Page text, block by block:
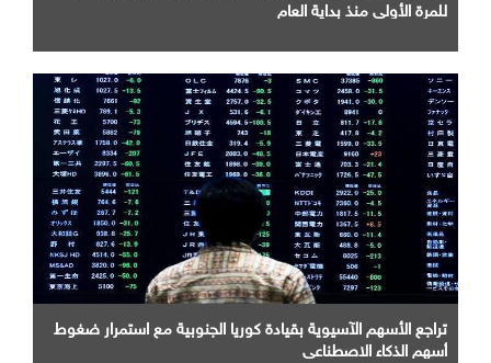
للمرة الأولى منذ بداية العام
تراجع الأسهم الآسيوية بقيادة كوريا الجنوبية مع استمرار ضغوط
أسهم الذكاء الاصطناعى